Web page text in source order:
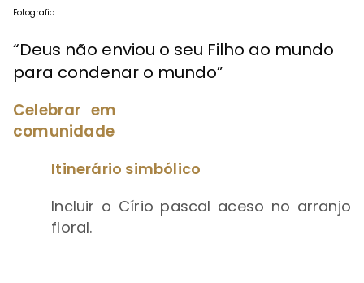
Fotografia
“Deus não enviou o seu Filho ao mundo
para condenar o mundo”
Celebrar em
comunidade
Itinerário simbólico
Incluir o Círio pascal aceso no arranjo
floral.